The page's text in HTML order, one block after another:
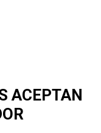
ACEPTAN